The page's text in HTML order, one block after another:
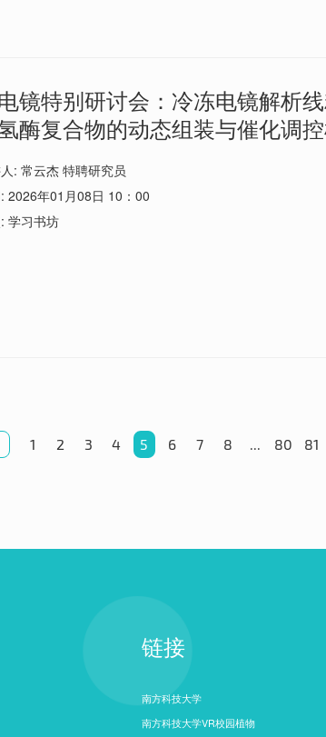
镜特别研讨会：冷冻电镜解析
酶复合物的动态组装与催化调
: 常云杰 特聘研究员
2026年01月08日 10：00
学习书坊
1 2 3 4 5 6 7 8 ... 80 81
链接
南方科技大学
南方科技大学VR校园植物